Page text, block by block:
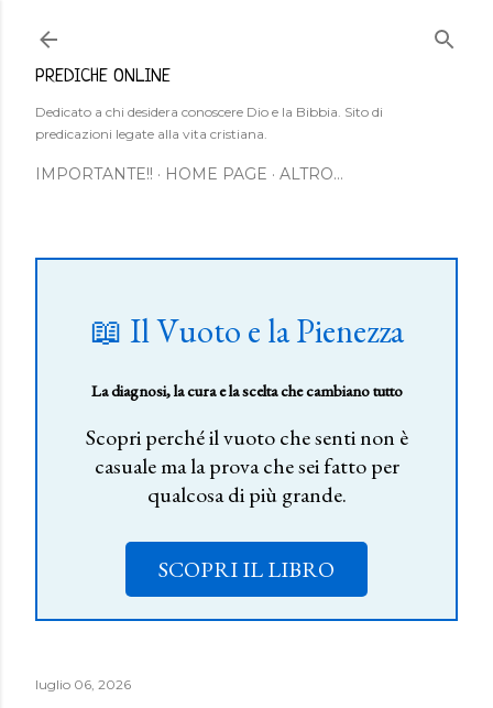
PREDICHE ONLINE
Dedicato a chi desidera conoscere Dio e la Bibbia. Sito di
predicazioni legate alla vita cristiana.
IMPORTANTE!! HOME PAGE ALTRO…
📖 Il Vuoto e la Pienezza
La diagnosi, la cura e la scelta che cambiano tutto
Scopri perché il vuoto che senti non è
casuale ma la prova che sei fatto per
qualcosa di più grande.
SCOPRI IL LIBRO
luglio 06, 2026